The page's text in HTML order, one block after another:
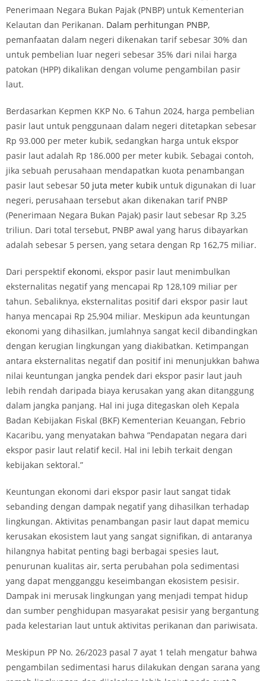
Penerimaan Negara Bukan Pajak (PNBP) untuk Kementerian
Kelautan dan Perikanan. Dalam perhitungan PNBP,
pemanfaatan dalam negeri dikenakan tarif sebesar 30% dan
untuk pembelian luar negeri sebesar 35% dari nilai harga
patokan (HPP) dikalikan dengan volume pengambilan pasir
laut.
Berdasarkan Kepmen KKP No. 6 Tahun 2024, harga pembelian
pasir laut untuk penggunaan dalam negeri ditetapkan sebesar
Rp 93.000 per meter kubik, sedangkan harga untuk ekspor
pasir laut adalah Rp 186.000 per meter kubik. Sebagai contoh,
jika sebuah perusahaan mendapatkan kuota penambangan
pasir laut sebesar 50 juta meter kubik untuk digunakan di luar
negeri, perusahaan tersebut akan dikenakan tarif PNBP
(Penerimaan Negara Bukan Pajak) pasir laut sebesar Rp 3,25
triliun. Dari total tersebut, PNBP awal yang harus dibayarkan
adalah sebesar 5 persen, yang setara dengan Rp 162,75 miliar.
Dari perspektifekonomi, ekspor pasir laut menimbulkan
eksternalitas negatif yang mencapai Rp 128,109 miliar per
tahun. Sebaliknya, eksternalitas positif dari ekspor pasir laut
hanya mencapai Rp 25,904 miliar. Meskipun ada keuntungan
ekonomi yang dihasilkan, jumlahnya sangat kecil dibandingkan
dengan kerugian lingkungan yang diakibatkan. Ketimpangan
antara eksternalitas negatif dan positif ini menunjukkan bahwa
nilai keuntungan jangka pendek dari ekspor pasir laut jauh
lebih rendah daripada biaya kerusakan yang akan ditanggung
dalam jangka panjang. Hal ini juga ditegaskan oleh Kepala
Badan Kebijakan Fiskal (BKF) Kementerian Keuangan, Febrio
Kacaribu, yang menyatakan bahwa ”Pendapatan negara dari
ekspor pasir laut relatif kecil. Hal ini lebih terkait dengan
kebijakan sektoral.”
Keuntungan ekonomi dari ekspor pasir laut sangat tidak
sebanding dengan dampak negatif yang dihasilkan terhadap
lingkungan. Aktivitas penambangan pasir laut dapat memicu
kerusakan ekosistem laut yang sangat signifikan, di antaranya
hilangnya habitat penting bagi berbagai spesies laut,
penurunan kualitas air, serta perubahan pola sedimentasi
yang dapat mengganggu keseimbangan ekosistem pesisir.
Dampak ini merusak lingkungan yang menjadi tempat hidup
dan sumber penghidupan masyarakat pesisir yang bergantung
pada kelestarian laut untuk aktivitas perikanan dan pariwisata.
Meskipun PP No. 26/2023 pasal 7 ayat 1 telah mengatur bahwa
pengambilan sedimentasi harus dilakukan dengan sarana yang